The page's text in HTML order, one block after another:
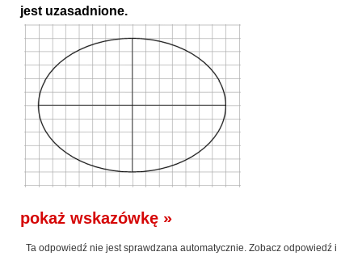
jest uzasadnione.
pokaż wskazówkę »
Ta odpowiedź nie jest sprawdzana automatycznie. Zobacz odpowiedź i